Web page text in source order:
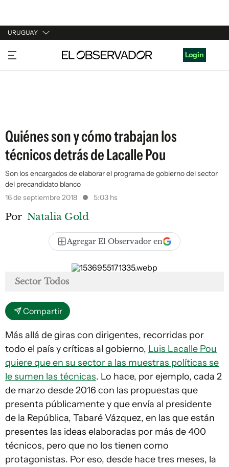
URUGUAY
URUGUAY
ARGENTINA
Login
Quiénes son y cómo trabajan los
técnicos detrás de Lacalle Pou
Son los encargados de elaborar el programa de gobierno del sector
del precandidato blanco
16 de septiembre 2018
5:03 hs
Por Natalia Gold
Agregar El Observador en
Sector Todos
Compartir
Más allá de giras con dirigentes, recorridas por
todo el país y críticas al gobierno, Luis Lacalle Pou
quiere que en su sector a las muestras políticas se
le sumen las técnicas. Lo hace, por ejemplo, cada 2
de marzo desde 2016 con las propuestas que
presenta públicamente y que envía al presidente
de la República, Tabaré Vázquez, en las que están
presentes las ideas elaboradas por más de 400
técnicos, pero que no los tienen como
protagonistas. Por eso, desde hace tres meses, la